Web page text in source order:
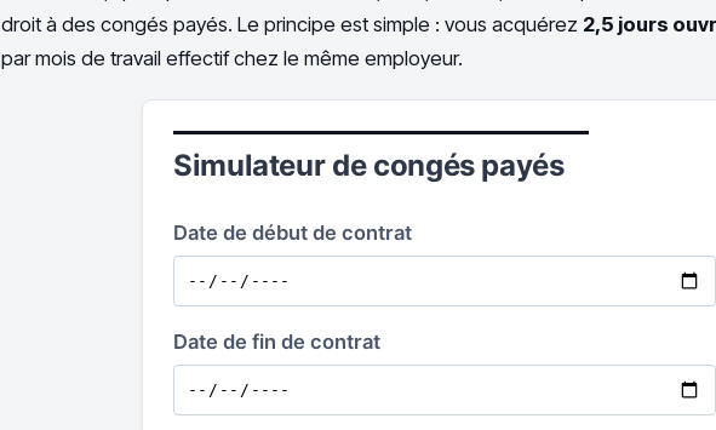
droit à des congés payés. Le principe est simple : vous acquérez 2,5 jours
par mois de travail effectif chez le même employeur.
Simulateur de congés payés
Date de début de contrat
Date de fin de contrat